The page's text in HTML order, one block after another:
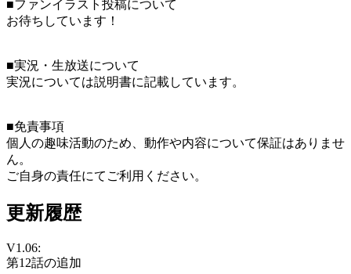
■ファンイラスト投稿について
お待ちしています！
■実況・生放送について
実況については説明書に記載しています。
■免責事項
個人の趣味活動のため、動作や内容について保証はありませ
ん。
ご自身の責任にてご利用ください。
更新履歴
V1.06:
第12話の追加